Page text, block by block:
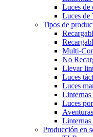
Luces de
Luces de
Tipos de
Multi-
No
Llevar
Luces
Luces
Luces
Linternas
Producción en